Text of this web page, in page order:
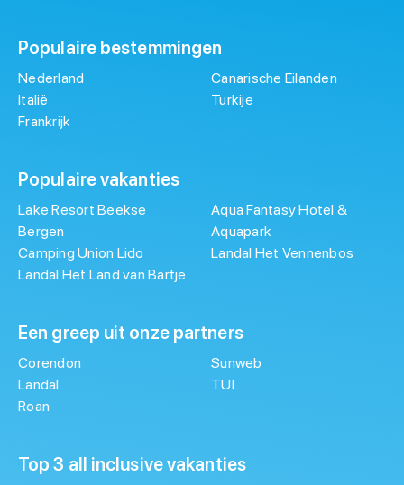
Populaire bestemmingen
Nederland
Italië
Frankrijk
Canarische Eilanden
Turkije
Populaire vakanties
Lake Resort Beekse
Bergen
Camping Union Lido
Landal Het Land van Bartje
Aqua Fantasy Hotel &
Aquapark
Landal Het Vennenbos
Een greep uit onze partners
Corendon
Landal
Roan
Sunweb
TUI
Top 3 all inclusive vakanties